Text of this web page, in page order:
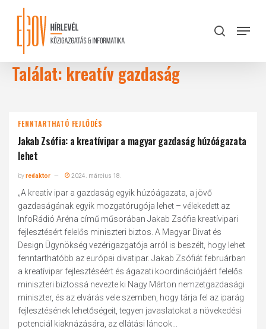
content
search
Menu
Találat: kreatív gazdaság
FENNTARTHATÓ FEJLŐDÉS
Jakab Zsófia: a kreatívipar a magyar gazdaság húzóágazata
lehet
byredaktor 2024. március 18.
„A kreatív ipar a gazdaság egyik húzóágazata, a jövő
gazdaságának egyik mozgatórugója lehet – vélekedett az
InfoRádió Aréna című műsorában Jakab Zsófia kreatívipari
fejlesztésért felelős miniszteri biztos. A Magyar Divat és
Design Ügynökség vezérigazgatója arról is beszélt, hogy lehet
fenntarthatóbb az európai divatipar. Jakab Zsófiát februárban
a kreatívipar fejlesztéséért és ágazati koordinációjáért felelős
miniszteri biztossá nevezte ki Nagy Márton nemzetgazdasági
miniszter, és az elvárás vele szemben, hogy tárja fel az iparág
fejlesztésének lehetőségeit, tegyen javaslatokat a növekedési
potenciál kiaknázására, az ellátási láncok...
Close